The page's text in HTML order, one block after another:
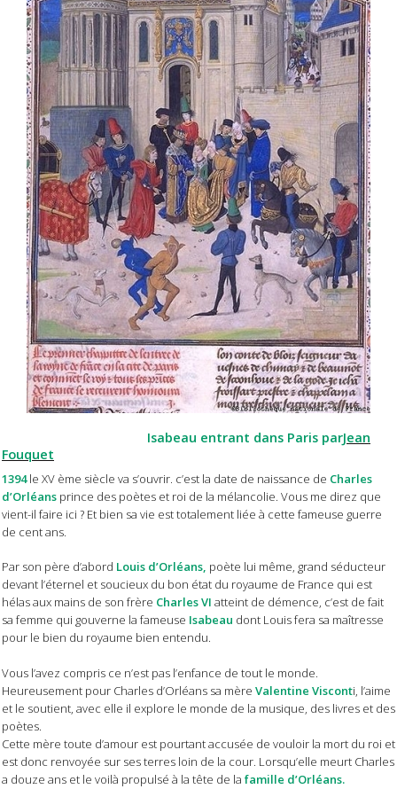
Isabeau entrant dans Paris parJean
Fouquet
1394le XV ème siècle va s’ouvrir. c’est la date de naissance de Charles
d’Orléans prince des poètes et roi de la mélancolie. Vous me direz que
vient-il faire ici ? Et bien sa vie est totalement liée à cette fameuse guerre
de cent ans.
Par son père d’abord Louis d’Orléans, poète lui même, grand séducteur
devant l’éternel et soucieux du bon état du royaume de France qui est
hélas aux mains de son frère CharlesVI atteint de démence, c’est de fait
sa femme qui gouverne la fameuse Isabeau dont Louis fera sa maîtresse
pour le bien du royaume bien entendu.
Vous l’avez compris ce n’est pas l’enfance de tout le monde.
Heureusement pour Charles d’Orléans sa mère Valentine Visconti, l’aime
et le soutient, avec elle il explore le monde de la musique, des livres et des
poètes.
Cette mère toute d’amour est pourtant accusée de vouloir la mort du roi et
est donc renvoyée sur ses terres loin de la cour. Lorsqu’elle meurt Charles
a douze ans et le voilà propulsé à la tête de la famille d’Orléans.